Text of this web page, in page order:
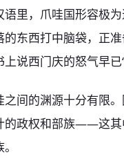
语里，爪哇国形容极
的东西打中脑袋，正
说西门庆的怒气早已
之间的渊源十分有限
的政权和部族——这其